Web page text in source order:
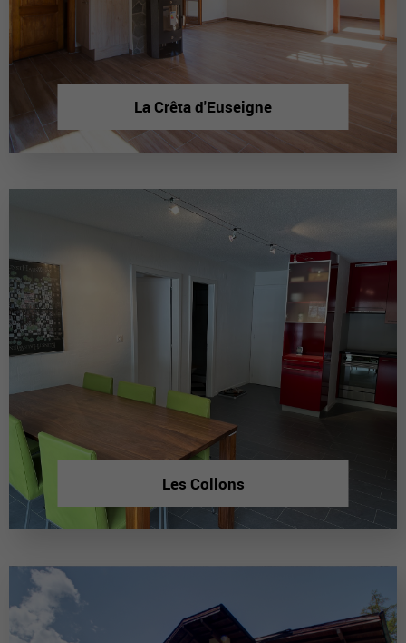
La Crêta d'Euseigne
Les Collons